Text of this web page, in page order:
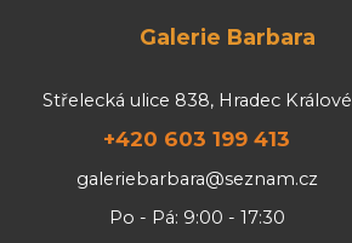
Galerie Barbara
Střelecká ulice 838, Hradec Králové
+420 603 199 413
galeriebarbara@seznam.cz
Po - Pá: 9:00 - 17:30